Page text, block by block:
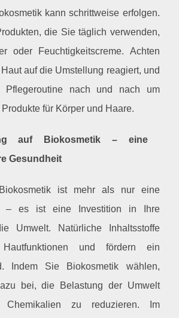
kann schrittweise erfolgen.
die Sie täglich verwenden,
oder Feuchtigkeitscreme. Achten
auf die Umstellung reagiert, und
Pflegeroutine nach und nach um
für Körper und Haare.
auf Biokosmetik – eine
Gesundheit
ist mehr als nur eine
– es ist eine Investition in Ihre
Umwelt. Natürliche Inhaltsstoffe
und fördern ein
Indem Sie Biokosmetik wählen,
bei, die Belastung der Umwelt
Chemikalien zu reduzieren. Im